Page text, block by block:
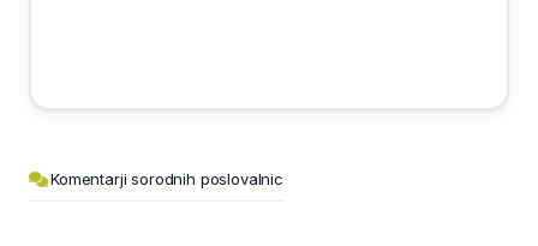
Komentarji sorodnih poslovalnic